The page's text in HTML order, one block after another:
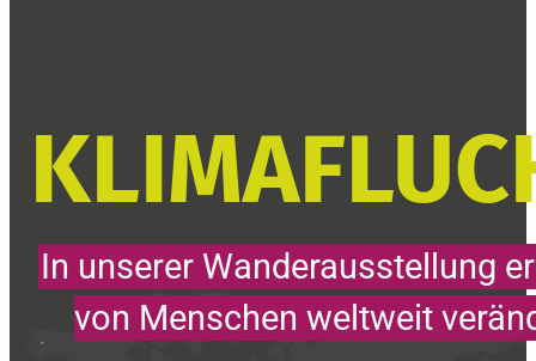
In unserer Wanderausstellung
von Menschen weltweit